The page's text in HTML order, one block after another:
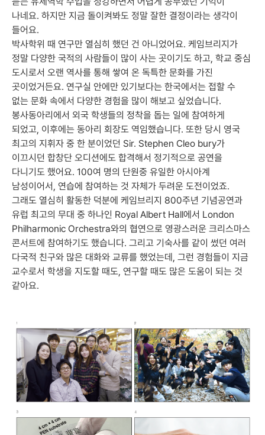
나네요. 하지만 지금 돌이켜봐도 정말 잘한 결정이라는 생각이
들어요.
박사학위 때 연구만 열심히 했던 건 아니었어요. 케임브리지가
정말 다양한 국적의 사람들이 많이 사는 곳이기도 하고, 학교 중심
도시로서 오랜 역사를 통해 쌓여 온 독특한 문화를 가진
곳이었거든요. 연구실 안에만 있기보다는 한국에서는 접할 수
없는 문화 속에서 다양한 경험을 많이 해보고 싶었습니다.
봉사동아리에서 외국 학생들의 정착을 돕는 일에 참여하게
되었고, 이후에는 동아리 회장도 역임했습니다. 또한 당시 영국
최고의 지휘자 중 한 분이었던 Sir. Stephen Cleo bury가
이끄시던 합창단 오디션에도 합격해서 정기적으로 공연을
다니기도 했어요. 100여 명의 단원중 유일한 아시아계
남성이어서, 연습에 참여하는 것 자체가 두려운 도전이었죠.
그래도 열심히 활동한 덕분에 케임브리지 800주년 기념공연과
유럽 최고의 무대 중 하나인 Royal Albert Hall에서 London
Philharmonic Orchestra와의 협연으로 영광스러운 크리스마스
콘서트에 참여하기도 했습니다. 그리고 기숙사를 같이 썼던 여러
다국적 친구와 많은 대화와 교류를 했었는데, 그런 경험들이 지금
교수로서 학생을 지도할 때도, 연구할 때도 많은 도움이 되는 것
같아요.